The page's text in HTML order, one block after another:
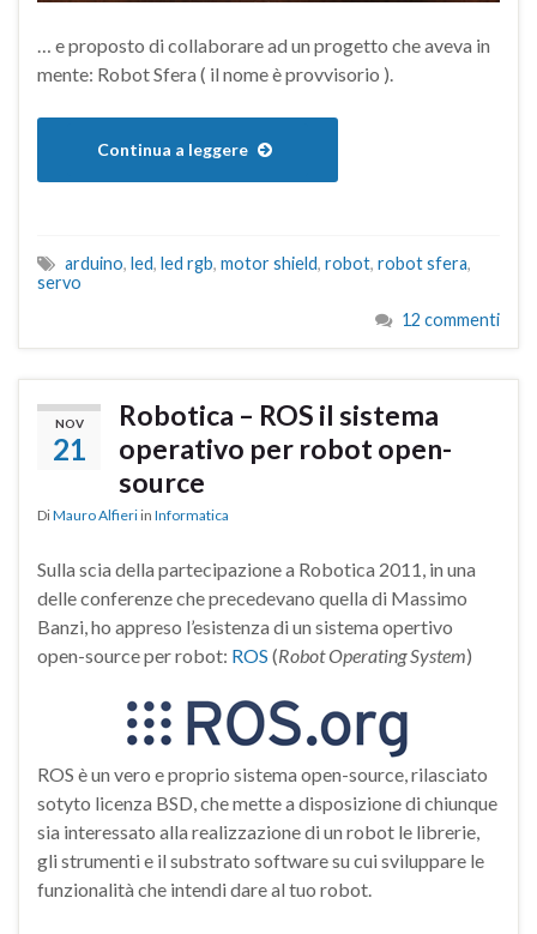
… e proposto di collaborare ad un progetto che aveva in
mente: Robot Sfera ( il nome è provvisorio ).
Continua a leggere
arduino, led, led rgb, motor shield, robot, robot sfera,
servo
12 commenti
NOV
21
Robotica – ROS il sistema
operativo per robot open-
source
DiMauro Alfieri in Informatica
Sulla scia della partecipazione a Robotica 2011, in una
delle conferenze che precedevano quella di Massimo
Banzi, ho appreso l’esistenza di un sistema opertivo
open-source per robot: ROS (Robot Operating System)
ROS è un vero e proprio sistema open-source, rilasciato
sotyto licenza BSD, che mette a disposizione di chiunque
sia interessato alla realizzazione di un robot le librerie,
gli strumenti e il substrato software su cui sviluppare le
funzionalità che intendi dare al tuo robot.